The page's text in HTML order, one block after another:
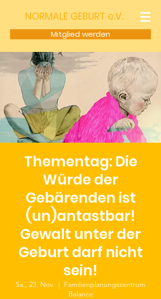
NORMALE GEBURT e.V.
Mitglied werden
Thementag: Die
Würde der
Gebärenden ist
(un)antastbar!
Gewalt unter der
Geburt darf nicht
sein!
Sa., 23. Nov.
  |
Familienplanungszentrum
Balance